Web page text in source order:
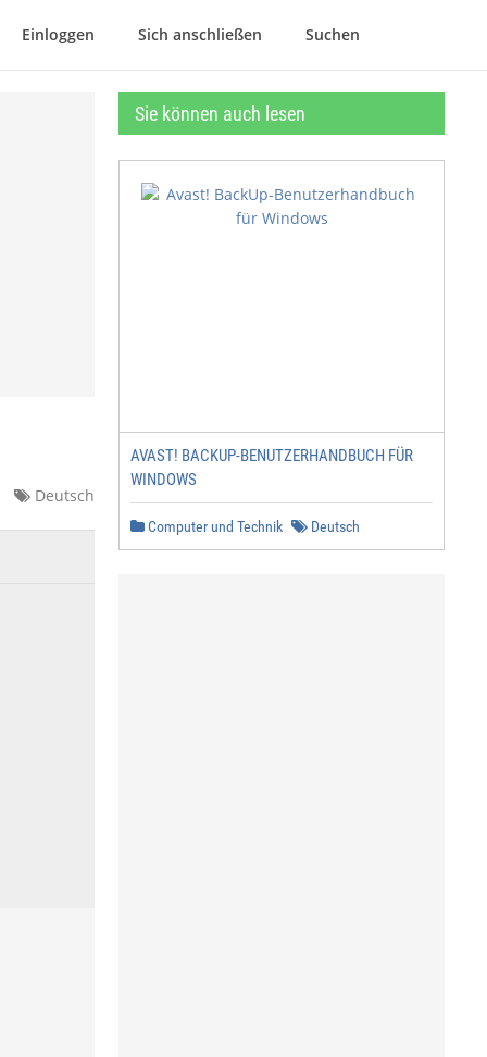
Einloggen Sich anschließen Suchen
Deutsch
Sie können auch lesen
AVAST! BACKUP-BENUTZERHANDBUCH FÜR
WINDOWS
Computer und Technik Deutsch